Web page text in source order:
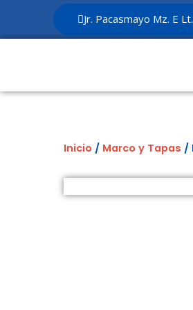
contenido
Jr. Pacasmayo Mz. E
Inicio / Marco y Tapas /